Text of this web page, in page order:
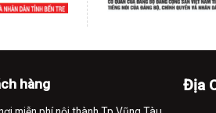
trương để bàn
thiết kế của giỏ hoa:
Giỏ hoa thường
hàng Địa